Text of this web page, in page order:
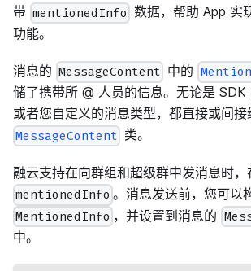
带 mentionedInfo 数据，帮助 App 实
功能。
消息的 MessageContent 中的
储了携带所 @ 人员的信息。无论是 SDK
或者您自定义的消息类型，都直接或间接
MessageContent 类。
融云支持在向群组和超级群中发消息时
mentionedInfo 。消息发送前，您可以
MentionedInfo ，并设置到消息的
中。